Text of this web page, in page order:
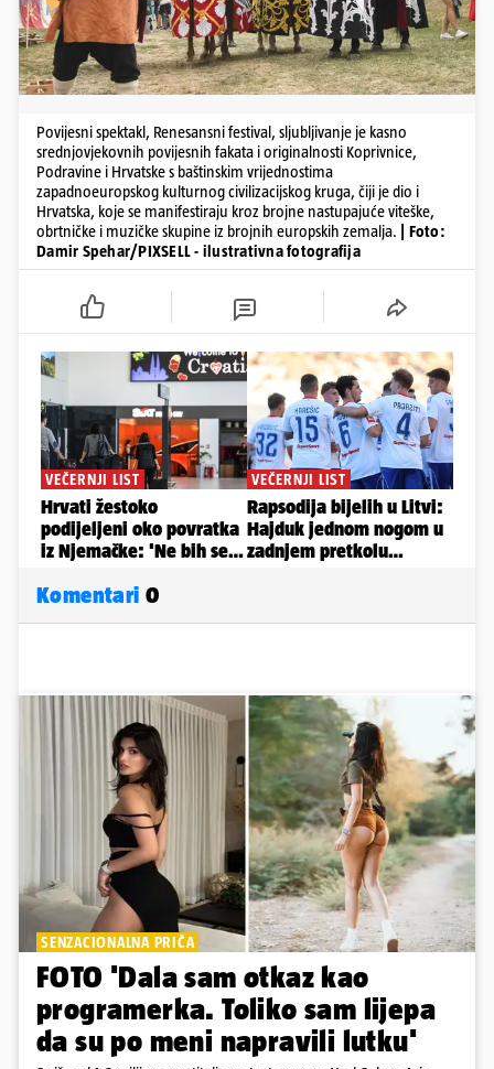
Povijesni spektakl, Renesansni festival, sljubljivanje je kasno
srednjovjekovnih povijesnih fakata i originalnosti Koprivnice,
Podravine i Hrvatske s baštinskim vrijednostima
zapadnoeuropskog kulturnog civilizacijskog kruga, čiji je dio i
Hrvatska, koje se manifestiraju kroz brojne nastupajuće viteške,
obrtničke i muzičke skupine iz brojnih europskih zemalja.
| Foto:
Damir Spehar/PIXSELL - ilustrativna fotografija
Komentari 0
SENZACIONALNA PRIČA
FOTO 'Dala sam otkaz kao
programerka. Toliko sam lijepa
da su po meni napravili lutku'